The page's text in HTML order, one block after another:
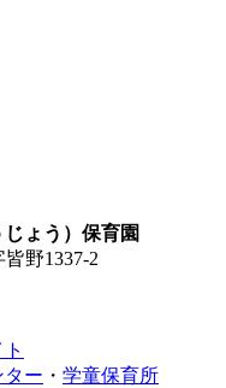
ょう）保育園
野1337-2
ター ・ 学童保育所